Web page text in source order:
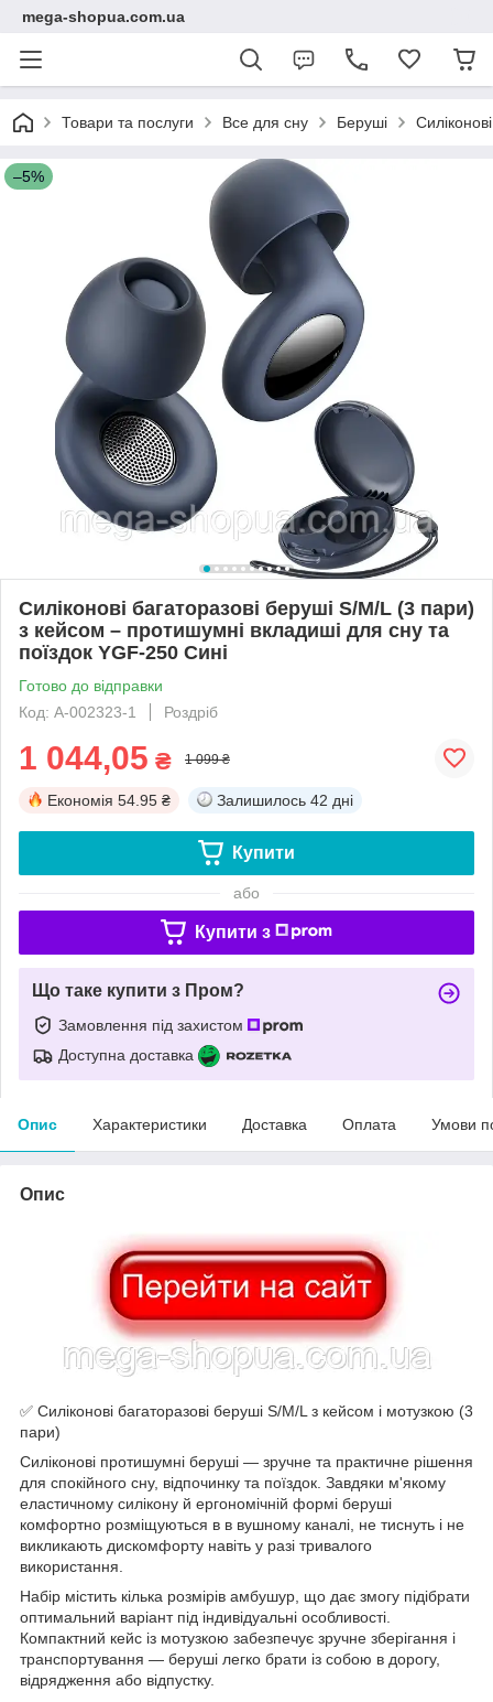
mega-shopua.com.ua
Товари та послуги Все для сну Беруші
–5%
Силіконові багаторазові беруші S/M/L (3 пари)
з кейсом – протишумні вкладиші для сну та
поїздок YGF-250 Сині
Готово до відправки
Код: А-002323-1
Роздріб
1 044,05 ₴ 1 099 ₴
Економія 54.95 ₴ Залишилось 42 дні
Купити
або
Купити з
Що таке купити з Пром?
Замовлення під захистом
Доступна доставка
Опис Характеристики Доставка Оплата Умови
Опис
✅ Силіконові багаторазові беруші S/M/L з кейсом і мотузкою (3
пари)
Силіконові протишумні беруші — зручне та практичне рішення
для спокійного сну, відпочинку та поїздок. Завдяки м'якому
еластичному силікону й ергономічній формі беруші
комфортно розміщуються в в вушному каналі, не тиснуть і не
викликають дискомфорту навіть у разі тривалого
використання.
Набір містить кілька розмірів амбушур, що дає змогу підібрати
оптимальний варіант під індивідуальні особливості.
Компактний кейс із мотузкою забезпечує зручне зберігання і
транспортування — беруші легко брати із собою в дорогу,
відрядження або відпустку.